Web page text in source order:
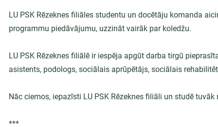
LU PSK Rēzeknes filiāles studentu un docētāju komanda
programmu piedāvājumu, uzzināt vairāk par koledžu.
LU PSK Rēzeknes filiālē ir iespēja apgūt darba tirgū
asistents, podologs, sociālais aprūpētājs, sociālais
Nāc ciemos, iepazīsti LU PSK Rēzeknes filiāli un studē tuvāk
***